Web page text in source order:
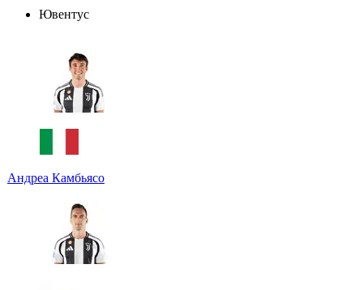
Ювентус
Андреа Камбьясо